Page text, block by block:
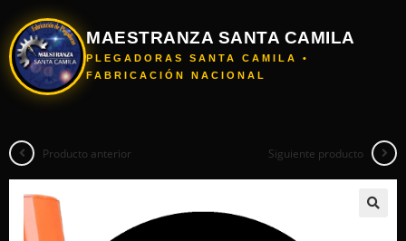
MAESTRANZA SANTA CAMILA
PLEGADORAS SANTA CAMILA •
FABRICACIÓN NACIONAL
Producto anterior Siguiente producto